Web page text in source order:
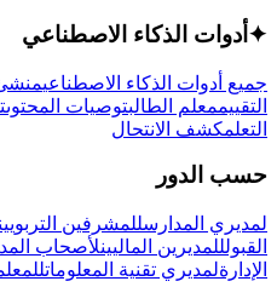
✦ أدوات الذكاء الاصطناعي
جميع أدوات الذكاء الاصطناعيمنشئ
التقييممعلم الطالبتوصيات المحتوى
التعلمكشف الانتحال
حسب الدور
لمديري المدارسللمشرفين
القبولللمديرين الماليينلأصحاب
الإدارةلمديري تقنية المعلومات